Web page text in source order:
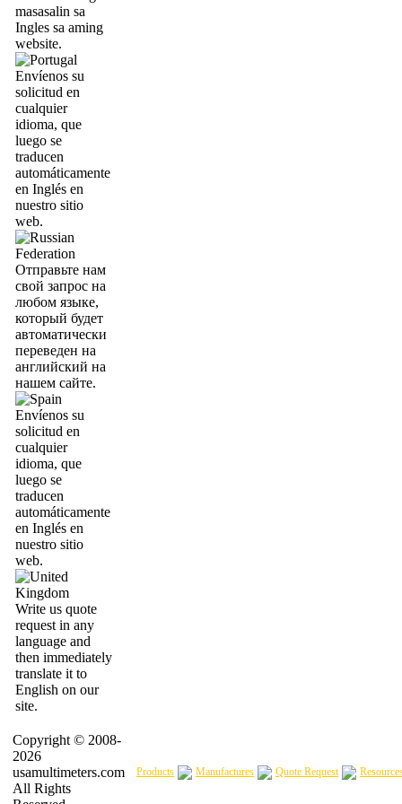
masasalin sa
Ingles sa aming
website.
Envíenos su
solicitud en
cualquier
idioma, que
luego se
traducen
automáticamente
en Inglés en
nuestro sitio
web.
Отправьте нам
свой запрос на
любом языке,
который будет
автоматически
переведен на
английский на
нашем сайте.
Envíenos su
solicitud en
cualquier
idioma, que
luego se
traducen
automáticamente
en Inglés en
nuestro sitio
web.
Write us quote
request in any
language and
then immediately
translate it to
English on our
site.
Copyright © 2008-
2026
usamultimeters.com
All Rights
Products Manufactures Quote Request